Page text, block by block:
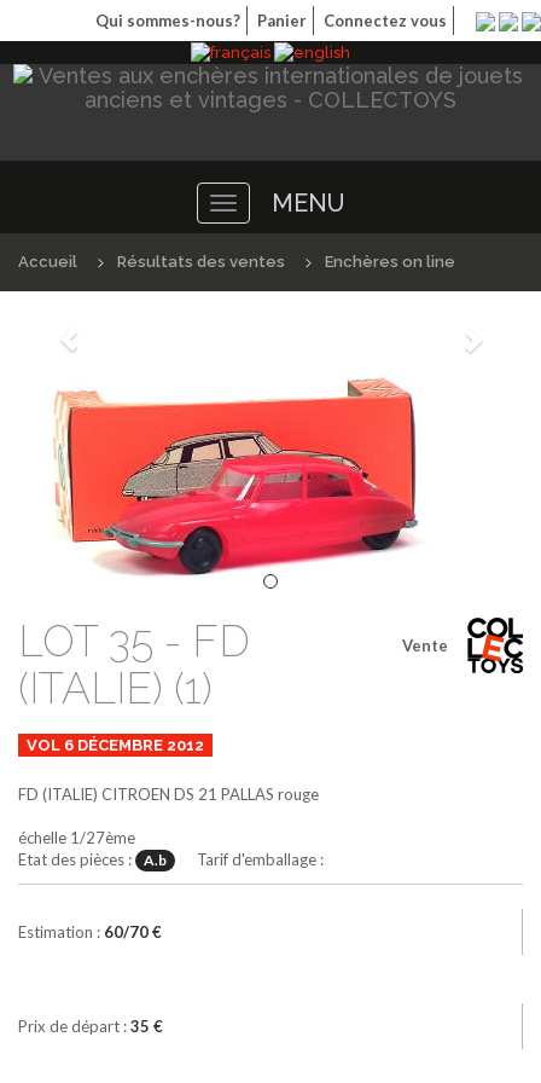
Qui sommes-nous? Panier Connectez vous
Toggle
navigation
MENU
Accueil Résultats des ventes Enchères on line
Précédént
Vente
LOT 35 - FD
(ITALIE) (1)
VOL 6 DÉCEMBRE 2012
FD (ITALIE) CITROEN DS 21 PALLAS rouge
échelle 1/27ème
Etat des pièces :
A.b Tarif d'emballage :
Estimation : 60/70 €
Prix de départ :35 €